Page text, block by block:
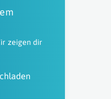
zeigen dir